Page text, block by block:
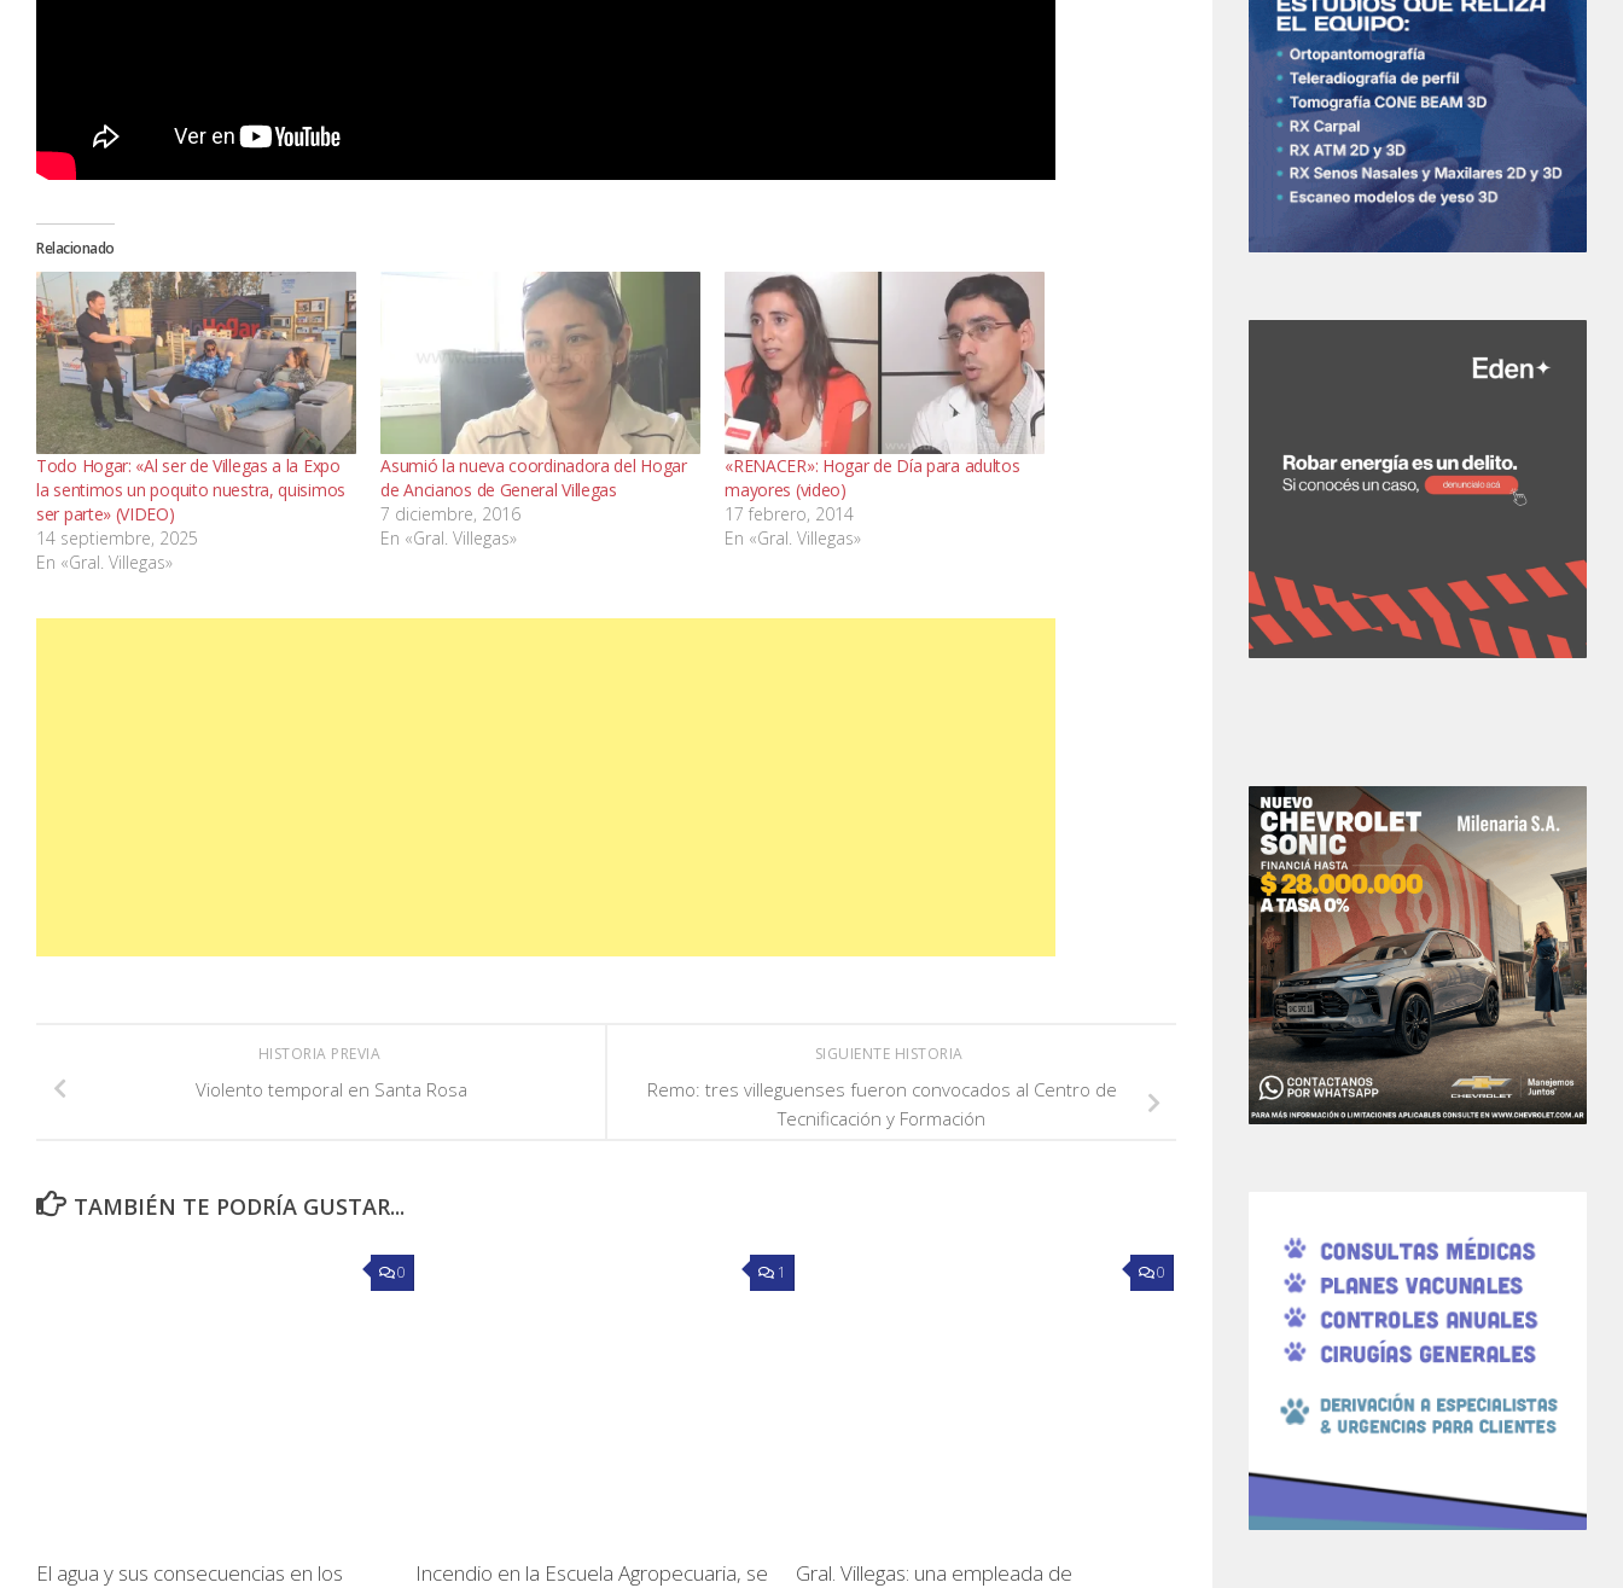
Relacionado
Todo Hogar: «Al ser de Villegas a la Expo
la sentimos un poquito nuestra, quisimos
ser parte» (VIDEO)
14 septiembre, 2025
En «Gral. Villegas»
Asumió la nueva coordinadora del Hogar
de Ancianos de General Villegas
7 diciembre, 2016
En «Gral. Villegas»
«RENACER»: Hogar de Día para adultos
mayores (video)
17 febrero, 2014
En «Gral. Villegas»
SIGUIENTE HISTORIA
Remo: tres villeguenses fueron convocados al Centro de
Tecnificación y Formación
HISTORIA PREVIA
Violento temporal en Santa Rosa
TAMBIÉN TE PODRÍA GUSTAR...
0
El agua y sus consecuencias en los
1
Incendio en la Escuela Agropecuaria, se
0
Gral. Villegas: una empleada de